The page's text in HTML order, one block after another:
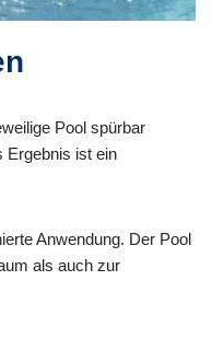
Pool spürbar
Ergebnis ist ein
Anwendung. Der Pool
als auch zur